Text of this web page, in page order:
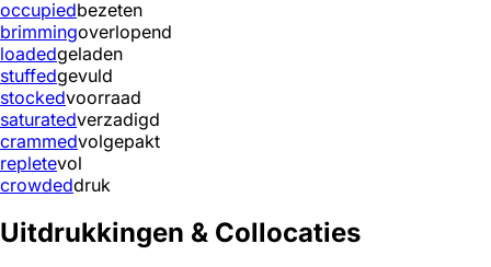
occupiedbezeten
brimmingoverlopend
loadedgeladen
stuffedgevuld
stockedvoorraad
saturatedverzadigd
crammedvolgepakt
repletevol
crowdeddruk
Uitdrukkingen & Collocaties